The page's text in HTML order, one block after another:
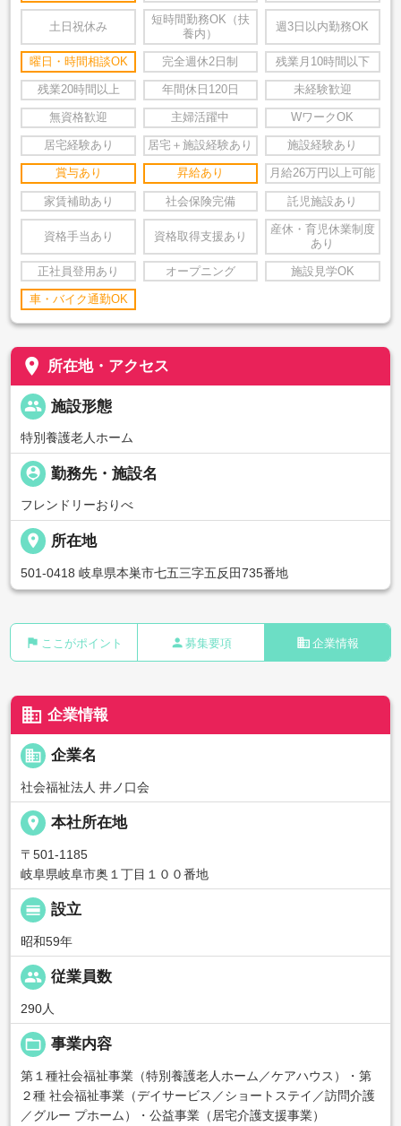
土日祝休み
短時間勤務OK（扶
養内）
週3日以内勤務OK
曜日・時間相談OK 完全週休2日制 残業月10時間以下
残業20時間以上 年間休日120日 未経験歓迎
無資格歓迎 主婦活躍中 WワークOK
居宅経験あり 居宅＋施設経験あり 施設経験あり
賞与あり 昇給あり 月給26万円以上可能
家賃補助あり 社会保険完備 託児施設あり
資格手当あり 資格取得支援あり
産休・育児休業制度
あり
正社員登用あり オープニング 施設見学OK
車・バイク通勤OK
place 所在地・アクセス
people 施設形態
特別養護老人ホーム
person_pin 勤務先・施設名
フレンドリーおりべ
place 所在地
501-0418 岐阜県本巣市七五三字五反田735番地
flag ここがポイント person 募集要項 business 企業情報
business 企業情報
business 企業名
社会福祉法人 井ノ口会
place 本社所在地
〒501-1185
岐阜県岐阜市奥１丁目１００番地
calendar_view_day 設立
昭和59年
people 従業員数
290人
folder_open 事業内容
第１種社会福祉事業（特別養護老人ホーム／ケアハウス）・第
２種 社会福祉事業（デイサービス／ショートステイ／訪問介護
／グルー プホーム）・公益事業（居宅介護支援事業）